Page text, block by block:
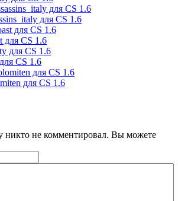
для CS 1.6
для CS 1.6
CS 1.6
для CS 1.6
никто не комментировал. Вы можете